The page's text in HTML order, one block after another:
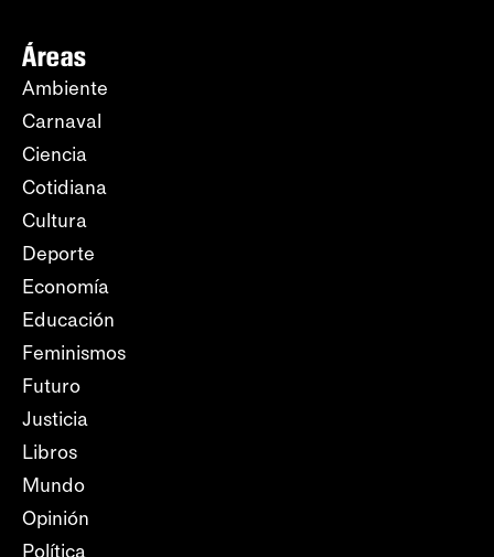
Áreas
Ambiente
Carnaval
Ciencia
Cotidiana
Cultura
Deporte
Economía
Educación
Feminismos
Futuro
Justicia
Libros
Mundo
Opinión
Política